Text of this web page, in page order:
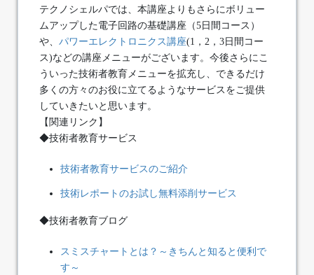
テクノシェルパでは、本講座よりもさらにボリュー
ムアップした電子回路の基礎講座（5日間コース）
や、パワーエレクトロニクス講座(1，2，3日間コー
ス)などの講座メニューがございます。今後さらにこ
ういった技術者教育メニューを拡充し、できるだけ
多くの方々のお役に立てるようなサービスをご提供
していきたいと思います。
【関連リンク】
◆技術者教育サービス
技術者教育サービスのご紹介
技術レポートのお試し無料添削サービス
◆技術者教育ブログ
スミスチャートとは？～きちんと知ると便利で
す～